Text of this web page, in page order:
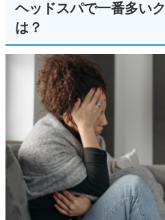
ヘッドスパで一番多い
は？